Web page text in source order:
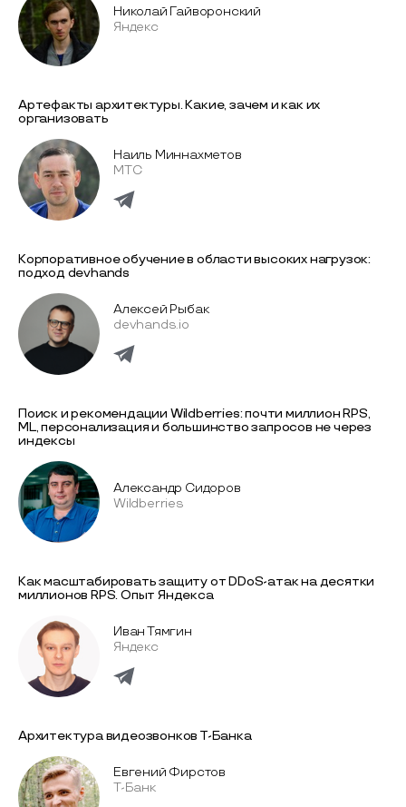
Николай Гайворонский
Яндекс
Артефакты архитектуры. Какие, зачем и как их
организовать
Наиль Миннахметов
МТС
Корпоративное обучение в области высоких нагрузок:
подход devhands
Алексей Рыбак
devhands.io
Поиск и рекомендации Wildberries: почти миллион RPS,
ML, персонализация и большинство запросов не через
индексы
Александр Сидоров
Wildberries
Как масштабировать защиту от DDoS-атак на десятки
миллионов RPS. Опыт Яндекса
Иван Тямгин
Яндекс
Архитектура видеозвонков Т-Банка
Евгений Фирстов
Т-Банк